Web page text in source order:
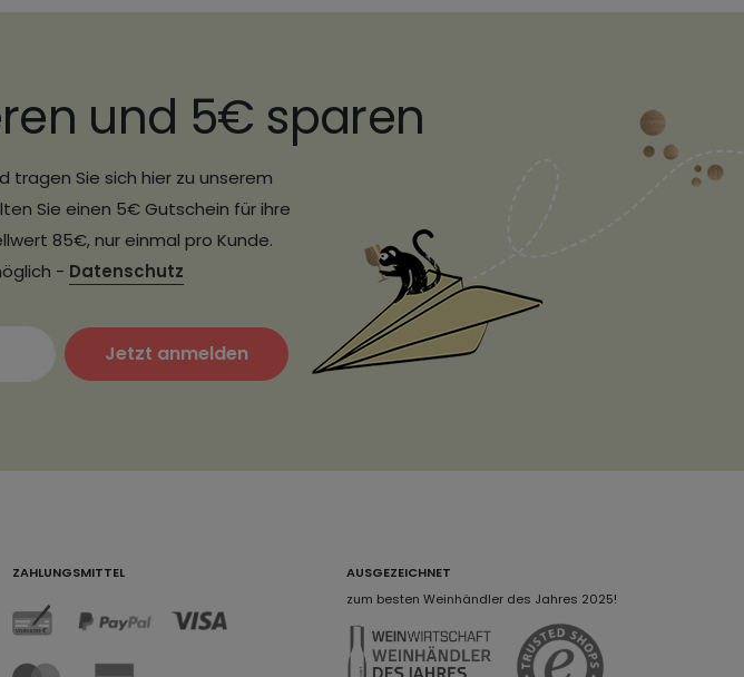
und 5€ sparen
tragen Sie sich hier zu unserem
Sie einen 5€ Gutschein für ihre
85€, nur einmal pro Kunde.
- Datenschutz
Jetzt anmelden
ZAHLUNGSMITTEL
AUSGEZEICHNET
zum besten Weinhändler des Jahres 2025!